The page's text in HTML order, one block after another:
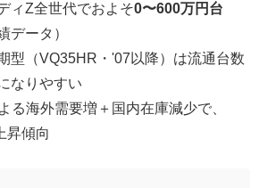
ィZ全世代でおよそ0〜600万円台
データ）
型（VQ35HR・'07以降）は流通台数
なりやすい
る海外需要増＋国内在庫減少で、
昇傾向